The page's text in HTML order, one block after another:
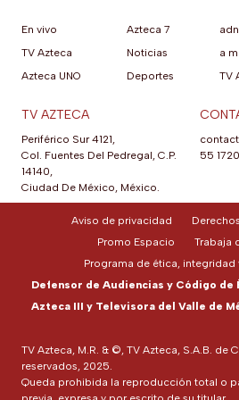
En vivo
TV Azteca
Azteca UNO
Azteca 7
Noticias
Deportes
a
TV
TV AZTECA
Periférico Sur 4121,
Col. Fuentes Del Pedregal, C.P.
14140,
Ciudad De México, México.
55 1720
TV Azteca, M.R. & ©, TV Azteca, S.A.B. de
reservados, 2025.
Queda prohibida la reproducción total o
Aviso de privacidad Derechos
Promo Espacio
Trabaja
Programa de ética,
Defensor de Audiencias y Código de
Azteca III y Televisora del Valle de